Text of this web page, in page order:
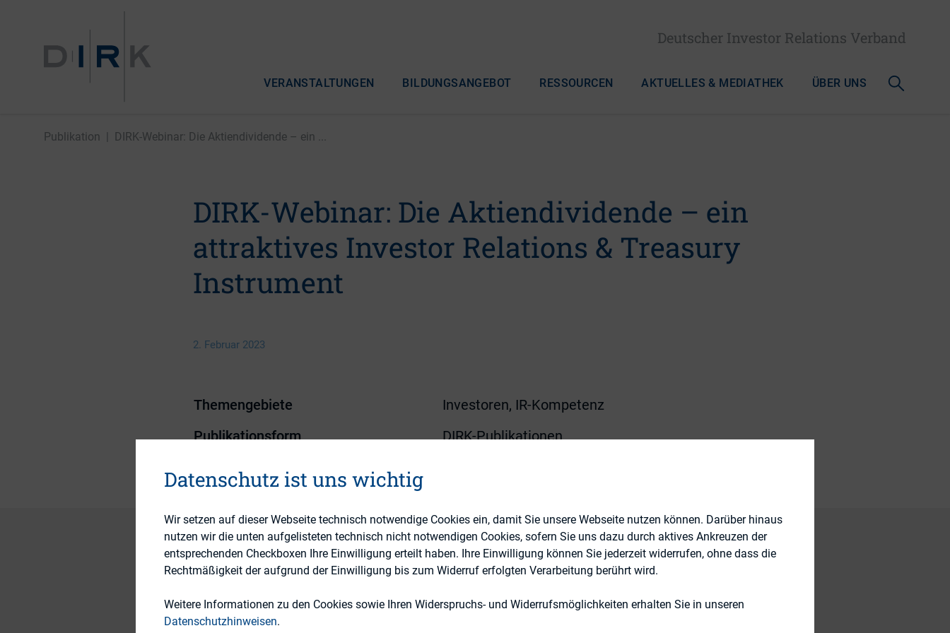
Deutscher Investor Relations Verband
VERANSTALTUNGEN BILDUNGSANGEBOT RESSOURCEN AKTUELLES & MEDIATHEK ÜBER UNS
Publikation DIRK-Webinar: Die Aktiendividende – ein ...
DIRK-Webinar: Die Aktiendividende – ein
attraktives Investor Relations & Treasury
Instrument
2. Februar 2023
Themengebiete
Investoren, IR-Kompetenz
Publikationsform
DIRK-Publikationen
Die Aktiendividende erfreut sich bei deutschen Unternehmen zunehmender Beliebtheit.
Sie räumt den Aktionären das Recht ein, zwischen der traditionellen Bardividende oder
Aktien der Gesellschaft zu wählen. Auf diese Weise kann das Unternehmen seine
Datenschutz ist uns wichtig
Wir setzen auf dieser Webseite technisch notwendige Cookies ein, damit Sie unsere Webseite nutzen können. Darüber hinaus
nutzen wir die unten aufgelisteten technisch nicht notwendigen Cookies, sofern Sie uns dazu durch aktives Ankreuzen der
entsprechenden Checkboxen Ihre Einwilligung erteilt haben. Ihre Einwilligung können Sie jederzeit widerrufen, ohne dass die
Rechtmäßigkeit der aufgrund der Einwilligung bis zum Widerruf erfolgten Verarbeitung berührt wird.
Weitere Informationen zu den Cookies sowie Ihren Widerspruchs- und Widerrufsmöglichkeiten erhalten Sie in unseren
Datenschutzhinweisen.